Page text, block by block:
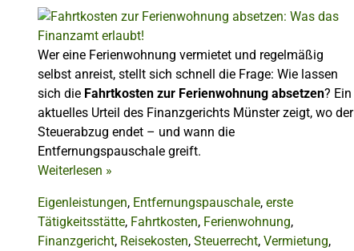
Wer eine Ferienwohnung vermietet und regelmäßig
selbst anreist, stellt sich schnell die Frage: Wie lassen
sich die Fahrtkosten zur Ferienwohnung absetzen? Ein
aktuelles Urteil des Finanzgerichts Münster zeigt, wo der
Steuerabzug endet – und wann die
Entfernungspauschale greift.
Weiterlesen »
Eigenleistungen, Entfernungspauschale, erste
Tätigkeitsstätte, Fahrtkosten, Ferienwohnung,
Finanzgericht, Reisekosten, Steuerrecht, Vermietung,